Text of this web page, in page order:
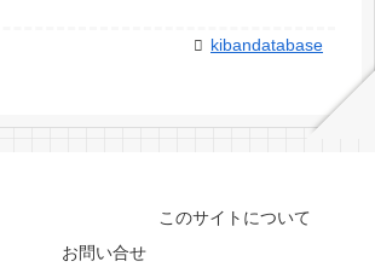
kibandatabase
このサイトについて
お問い合せ